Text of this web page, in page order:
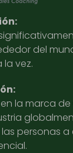
del
vez.
la marca
personas a